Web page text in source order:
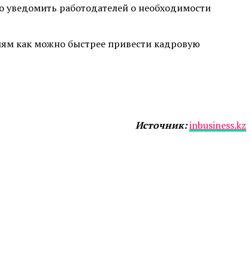
работодателей о необходимости
как можно быстрее привести кадровую
Источник:inbusiness.kz